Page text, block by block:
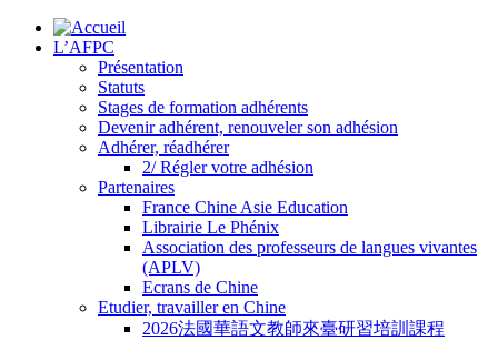
L’AFPC
Présentation
Statuts
Stages de formation adhérents
Devenir adhérent, renouveler son adhésion
Adhérer, réadhérer
2/ Régler votre adhésion
Partenaires
France Chine Asie Education
Librairie Le Phénix
Association des professeurs de langues vivantes
(APLV)
Ecrans de Chine
Etudier, travailler en Chine
2026法國華語文教師來臺研習培訓課程